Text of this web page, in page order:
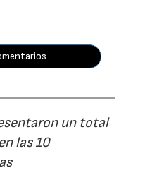
un total
las 10